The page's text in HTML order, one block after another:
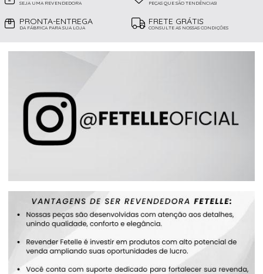
SEJA UMA REVENDEDORA PEÇAS QUE SÃO TENDÊNCIAS!
PRONTA-ENTREGA
DA FÁBRICA PARA SUA LOJA
FRETE GRÁTIS
CONSULTE AS NOSSAS CONDIÇÕES